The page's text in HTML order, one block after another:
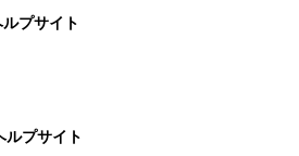
プサイト
プサイト